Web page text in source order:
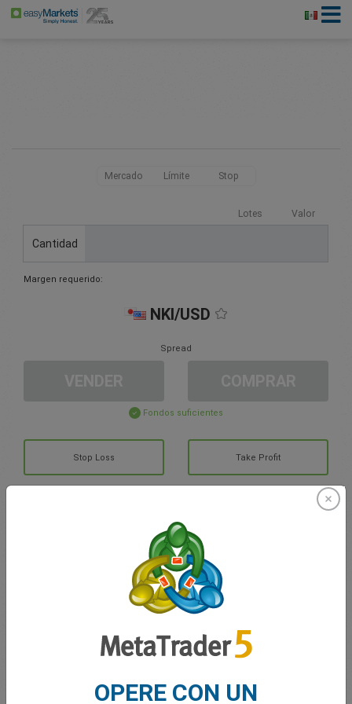
Mercado Límite Stop
Lotes Valor
Cantidad
Margen requerido:
NKI/USD
Spread
Fondos suficientes
Stop Loss Take Profit
Cree una cuenta de trading
OPERE CON UN